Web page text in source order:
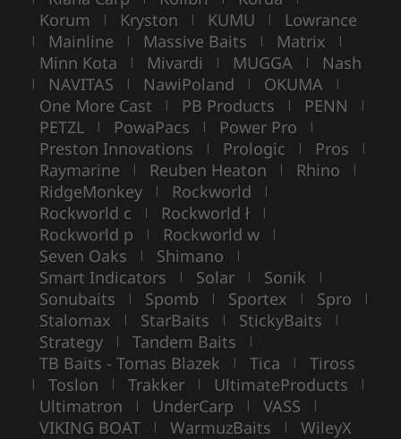
Korum | Kryston | KUMU | Lowrance
| Mainline | Massive Baits | Matrix |
Minn Kota | Mivardi | MUGGA | Nash
| NAVITAS | NawiPoland | OKUMA |
One More Cast | PB Products | PENN |
PETZL | PowaPacs | Power Pro |
Preston Innovations | Prologic | Pros |
Raymarine | Reuben Heaton | Rhino |
RidgeMonkey | Rockworld |
Rockworld c | Rockworld ł |
Rockworld p | Rockworld w |
Seven Oaks | Shimano |
Smart Indicators | Solar | Sonik |
Sonubaits | Spomb | Sportex | Spro |
Stalomax | StarBaits | StickyBaits |
Strategy | Tandem Baits |
TB Baits - Tomas Blazek | Tica | Tiross
| Toslon | Trakker | UltimateProducts |
Ultimatron | UnderCarp | VASS |
VIKING BOAT | WarmuzBaits | WileyX